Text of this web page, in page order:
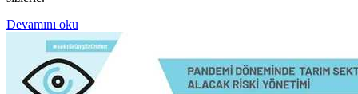
Devamını oku